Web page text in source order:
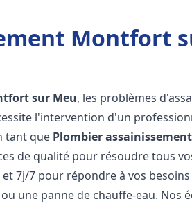
Montfort
sur Meu, les problèmes
l'intervention d'un
tant que Plombier assainissement
de qualité pour résoudre tous
7j/7 pour répondre à vos
une panne de chauffe-eau. Nos